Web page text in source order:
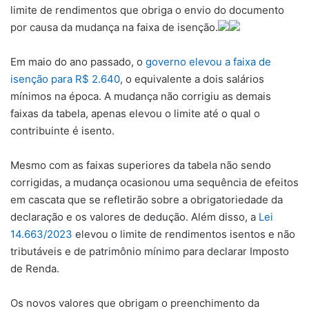
limite de rendimentos que obriga o envio do documento
por causa da mudança na faixa de isenção.
Em maio do ano passado, o governo elevou a faixa de
isenção para R$ 2.640, o equivalente a dois salários
mínimos na época. A mudança não corrigiu as demais
faixas da tabela, apenas elevou o limite até o qual o
contribuinte é isento.
Mesmo com as faixas superiores da tabela não sendo
corrigidas, a mudança ocasionou uma sequência de efeitos
em cascata que se refletirão sobre a obrigatoriedade da
declaração e os valores de dedução. Além disso, a Lei
14.663/2023 elevou o limite de rendimentos isentos e não
tributáveis e de patrimônio mínimo para declarar Imposto
de Renda.
Os novos valores que obrigam o preenchimento da